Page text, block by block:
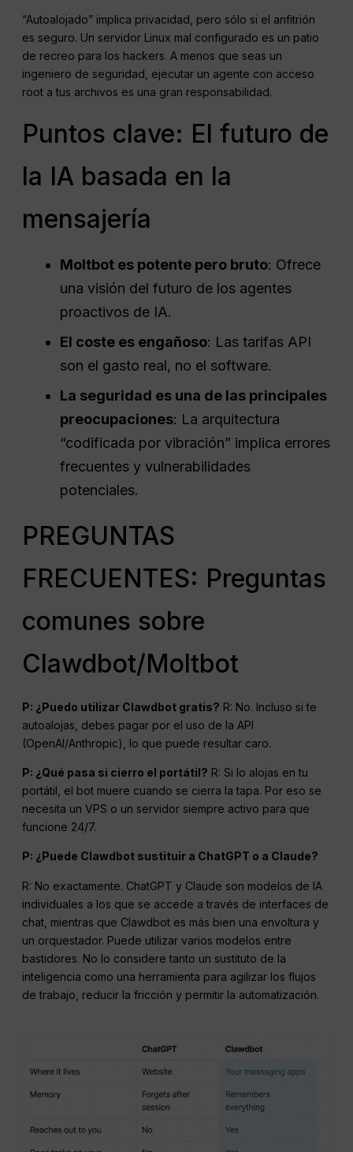
“Autoalojado” implica privacidad, pero sólo si el anfitrión
es seguro. Un servidor Linux mal configurado es un patio
de recreo para los hackers. A menos que seas un
ingeniero de seguridad, ejecutar un agente con acceso
root a tus archivos es una gran responsabilidad.
Puntos clave: El futuro de
la IA basada en la
mensajería
Moltbot es potente pero bruto: Ofrece
una visión del futuro de los agentes
proactivos de IA.
El coste es engañoso: Las tarifas API
son el gasto real, no el software.
La seguridad es una de las principales
preocupaciones: La arquitectura
“codificada por vibración” implica errores
frecuentes y vulnerabilidades
potenciales.
PREGUNTAS
FRECUENTES: Preguntas
comunes sobre
Clawdbot/Moltbot
P: ¿Puedo utilizar Clawdbot gratis? R: No. Incluso si te
autoalojas, debes pagar por el uso de la API
(OpenAI/Anthropic), lo que puede resultar caro.
P: ¿Qué pasa si cierro el portátil? R: Si lo alojas en tu
portátil, el bot muere cuando se cierra la tapa. Por eso se
necesita un VPS o un servidor siempre activo para que
funcione 24/7.
P: ¿Puede Clawdbot sustituir a ChatGPT o a Claude?
R: No exactamente. ChatGPT y Claude son modelos de IA
individuales a los que se accede a través de interfaces de
chat, mientras que Clawdbot es más bien una envoltura y
un orquestador. Puede utilizar varios modelos entre
bastidores. No lo considere tanto un sustituto de la
inteligencia como una herramienta para agilizar los flujos
de trabajo, reducir la fricción y permitir la automatización.